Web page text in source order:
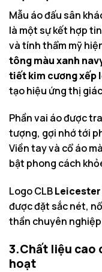
Mẫu áo đấu sân
là một sự kết hợp
và tính thẩm mỹ
tông màu xanh
tiết kim cương xếp
tạo hiệu ứng thị
Phần vai áo được
tượng, gợi nhớ tới
Viền tay và cổ áo
bật phong cách
Logo CLB
được đặt sắc nét,
thần chuyên
3.Chất liệu cao
hoạt